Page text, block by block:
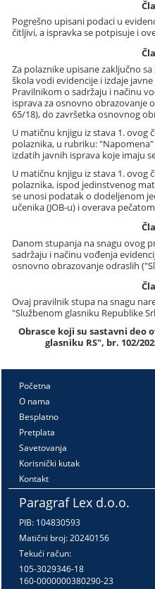
Pogrešno upisani podaci u
čitljivi, a ispravka se potpisuje i
Za polaznike upisane zaključno
škola vodi evidencije i izdaje
Pravilnikom o sadržaju i načinu
isprava za osnovno obrazovanje
65/18), do završetka osnovnog
U matičnu knjigu iz stava 1. ovog
polaznika, u rubriku:
izdatih javnih isprava koje imaju
U matičnu knjigu iz stava 1. ovog
polaznika, ispod jedinstvenog
se unosi podatak o dodeljenom
učenika (JOB-u) i overava
Danom stupanja na snagu ovog
sadržaju i načinu vođenja
osnovno obrazovanje odraslih
Ovaj pravilnik stupa na snagu
"Službenom glasniku Republike
Obrasce koji su sastavni deo
glasniku RS", br. 102/
Početna
O nama
Besplatno
Pretplata
Savetovanja
Korisnički kutak
Kontakt
Paragraf Lex d.o.o.
PIB: 104830593
Matični broj: 20240156
Tekući račun:
105-3029346-18
160-0000000380290-23